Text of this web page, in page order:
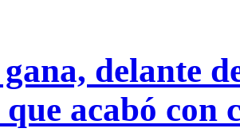
delante
acabó con